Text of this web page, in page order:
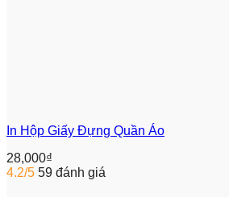
In Hộp Giấy Đựng Quần Áo
28,000₫
4.2/5 59 đánh giá